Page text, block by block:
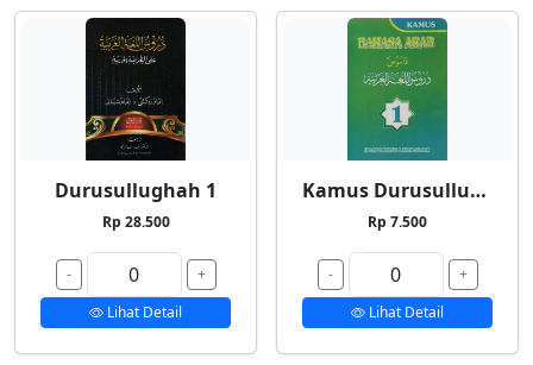
Durusullughah 1
Rp 28.500
-
+
Lihat Detail
Kamus Durusullughah 1
Rp 7.500
-
+
Lihat Detail